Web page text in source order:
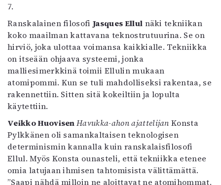
7.
Ranskalainen filosofiJasques Ellul näki tekniikan
koko maailman kattavana teknostrutuurina. Se on
hirviö, joka ulottaa voimansa kaikkialle. Tekniikka
on itseään ohjaava systeemi, jonka
malliesimerkkinä toimii Ellulin mukaan
atomipommi. Kun se tuli mahdolliseksi rakentaa, se
rakennettiin. Sitten sitä kokeiltiin ja lopulta
käytettiin.
Veikko HuovisenHavukka-ahon ajattelijanKonsta
Pylkkänen oli samankaltaisen teknologisen
determinismin kannalla kuin ranskalaisfilosofi
Ellul. Myös Konsta ounasteli, että tekniikka etenee
omia latujaan ihmisen tahtomisista välittämättä.
”Saapi nähdä milloin ne aloittavat ne atomihommat.